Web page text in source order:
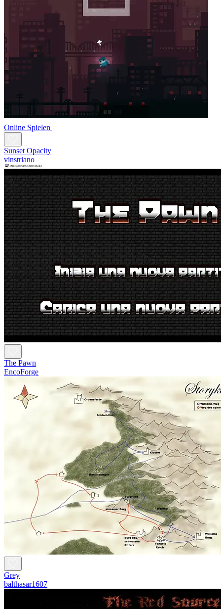
Online Spielen
Sunset Opacity
vinstriano
The Pawn
EncoForge
Grey
balthasar1607